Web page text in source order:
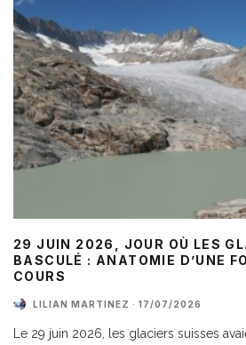
29 JUIN 2026, JOUR OÙ LES
BASCULÉ : ANATOMIE D’UNE
COURS
LILIAN MARTINEZ · 17/07/2026
Le 29 juin 2026, les glaciers suisses